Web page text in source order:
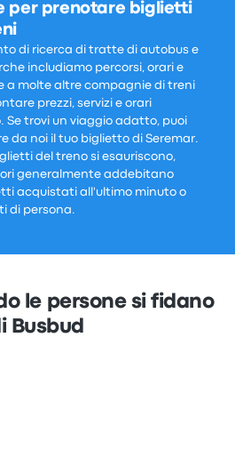
per prenotare biglietti
di ricerca di tratte di autobus e
includiamo percorsi, orari e
a molte altre compagnie di treni
prezzi, servizi e orari
Se trovi un viaggio adatto, puoi
da noi il tuo biglietto di Seremar.
del treno si esauriscono,
generalmente addebitano
acquistati all'ultimo minuto o
di persona.
le persone si fidano
Busbud